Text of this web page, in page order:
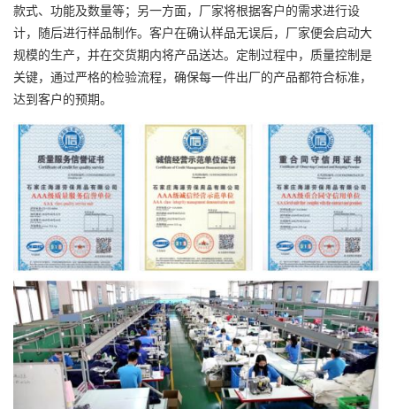
款式、功能及数量等；另一方面，厂家将根据客户的需求进行设
计，随后进行样品制作。客户在确认样品无误后，厂家便会启动大
规模的生产，并在交货期内将产品送达。定制过程中，质量控制是
关键，通过严格的检验流程，确保每一件出厂的产品都符合标准，
达到客户的预期。